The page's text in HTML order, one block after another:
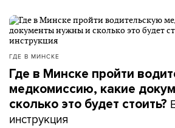
ГДЕ В МИНСКЕ
Где в Минске пройти
медкомиссию, какие
сколько это будет стоить?
инструкция